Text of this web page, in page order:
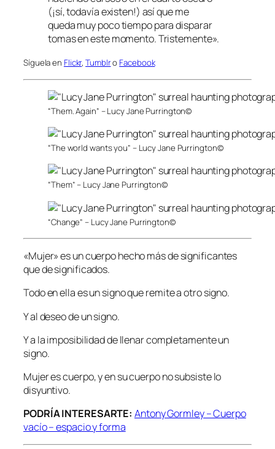
(¡sí, todavía existen!) así que me
queda muy poco tiempo para disparar
tomas en este momento. Tristemente».
Síguela en Flickr,Tumblro Facebook
“Them. Again” – Lucy Jane Purrington©
“The world wants you” – Lucy Jane Purrington©
“Them” – Lucy Jane Purrington©
“Change” – Lucy Jane Purrington©
«Mujer» es un cuerpo hecho más de significantes
que de significados.
Todo en ella es un signo que remite a otro signo.
Y al deseo de un signo.
Y a la imposibilidad de llenar completamente un
signo.
Mujer es cuerpo, y en su cuerpo no subsiste lo
disyuntivo.
PODRÍA INTERESARTE: Antony Gormley – Cuerpo
vacío – espacio y forma